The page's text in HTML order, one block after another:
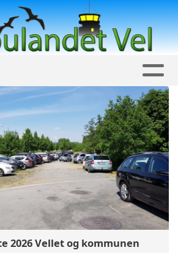
2026 Vellet og kommunen